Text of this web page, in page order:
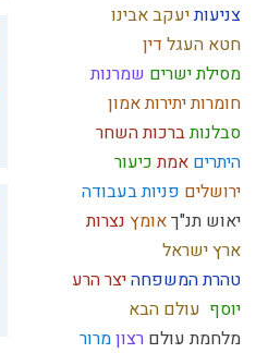
צניעותיעקב אבינו
חטא העגל דין
מסילת ישרים שמרנות
חומרות יתירותאמון
סבלנותברכות השחר
היתרים אמתכיעור
ירושלים פניות בעבודה
יאוש תנ"ךאומץ נצרות
ארץ ישראל
טהרת המשפחהיצר הרע
יוסף עולם הבא
מלחמת עולם רצוןמרור